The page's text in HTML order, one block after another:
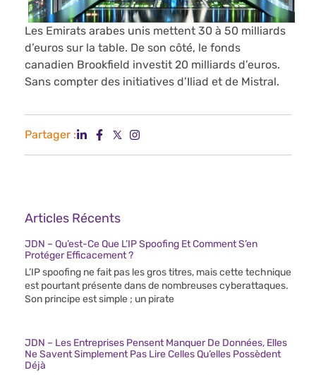
Les Emirats arabes unis mettent 30 à 50 milliards
d’euros sur la table. De son côté, le fonds
canadien Brookfield investit 20 milliards d’euros.
Sans compter des initiatives d’Iliad et de Mistral.
Partager :
Articles Récents
JDN – Qu’est-Ce Que L’IP Spoofing Et Comment S’en
Protéger Efficacement ?
L’IP spoofing ne fait pas les gros titres, mais cette technique
est pourtant présente dans de nombreuses cyberattaques.
Son principe est simple ; un pirate
JDN – Les Entreprises Pensent Manquer De Données, Elles
Ne Savent Simplement Pas Lire Celles Qu’elles Possèdent
Déjà